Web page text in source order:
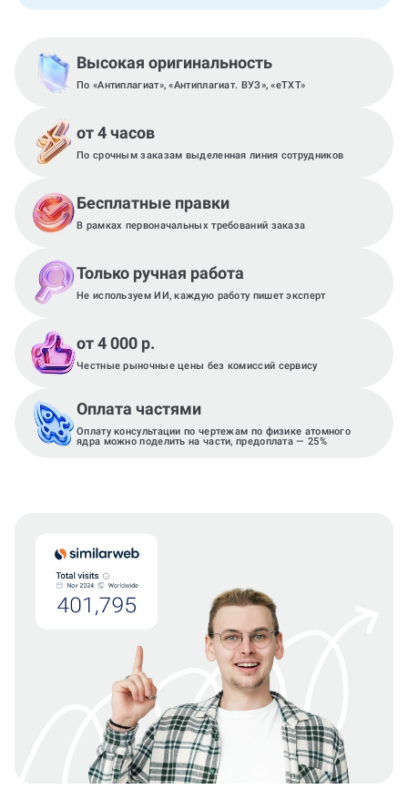
Высокая оригинальность
По «Антиплагиат», «Антиплагиат. ВУЗ», «eTXT»
от 4 часов
По срочным заказам выделенная линия сотрудников
Бесплатные правки
В рамках первоначальных требований заказа
Только ручная работа
Не используем ИИ, каждую работу пишет эксперт
от 4 000 р.
Честные рыночные цены без комиссий сервису
Оплата частями
Оплату консультации по чертежам по физике атомного
ядра можно поделить на части, предоплата — 25%